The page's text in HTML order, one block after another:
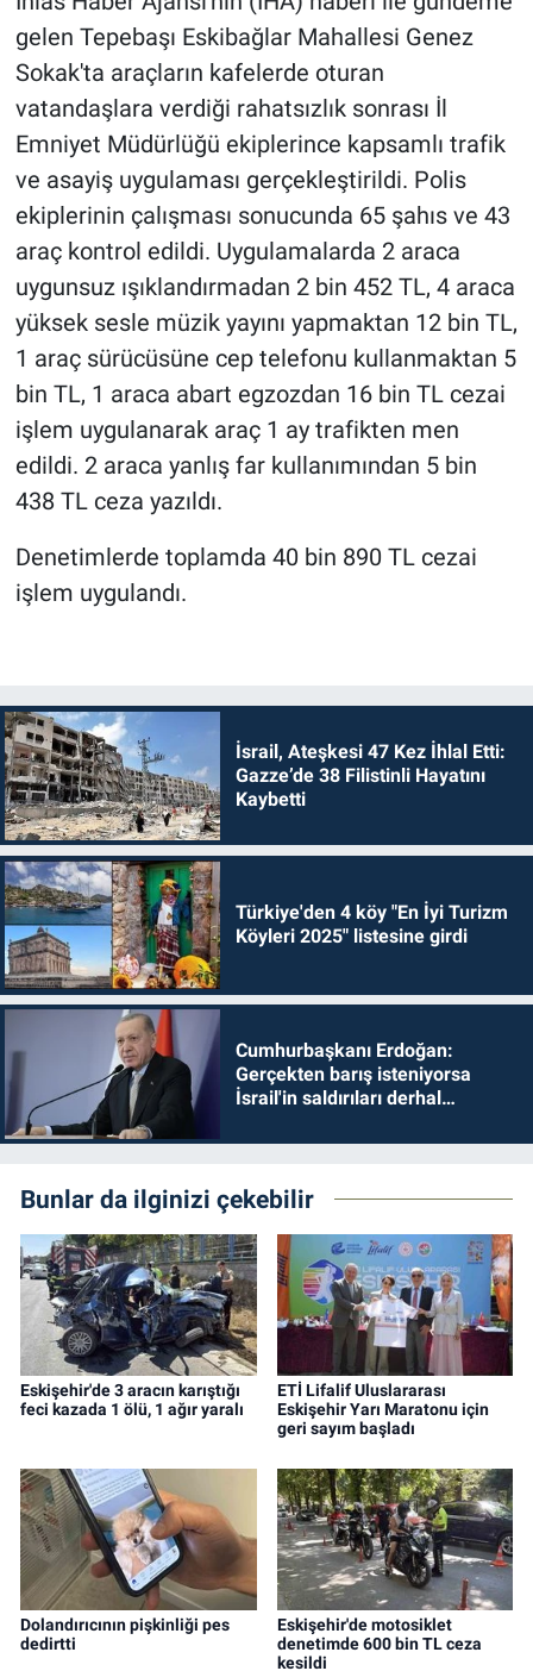
gelen Tepebaşı Eskibağlar Mahallesi Genez
Sokak'ta araçların kafelerde oturan
vatandaşlara verdiği rahatsızlık sonrası İl
Emniyet Müdürlüğü ekiplerince kapsamlı trafik
ve asayiş uygulaması gerçekleştirildi. Polis
ekiplerinin çalışması sonucunda 65 şahıs ve 43
araç kontrol edildi. Uygulamalarda 2 araca
uygunsuz ışıklandırmadan 2 bin 452 TL, 4 araca
yüksek sesle müzik yayını yapmaktan 12 bin TL,
1 araç sürücüsüne cep telefonu kullanmaktan 5
bin TL, 1 araca abart egzozdan 16 bin TL cezai
işlem uygulanarak araç 1 ay trafikten men
edildi. 2 araca yanlış far kullanımından 5 bin
438 TL ceza yazıldı.
Denetimlerde toplamda 40 bin 890 TL cezai
işlem uygulandı.
İsrail, Ateşkesi 47 Kez İhlal Etti:
Gazze’de 38 Filistinli Hayatını
Kaybetti
Türkiye'den 4 köy "En İyi Turizm
Köyleri 2025" listesine girdi
Cumhurbaşkanı Erdoğan:
Gerçekten barış isteniyorsa
İsrail'in saldırıları derhal
Bunlar da ilginizi çekebilir
Eskişehir'de 3 aracın karıştığı
feci kazada 1 ölü, 1 ağır yaralı
ETİ Lifalif Uluslararası
Eskişehir Yarı Maratonu için
geri sayım başladı
Dolandırıcının pişkinliği pes
dedirtti
Eskişehir'de motosiklet
denetimde 600 bin TL ceza
kesildi